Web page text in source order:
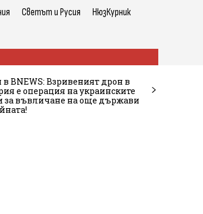
Светът и Русия НюзКурник
в BNEWS: Взривеният дрон в
е операция на украинските
за въвличане на още държави